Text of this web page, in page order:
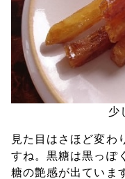
少
見た目はさほど変わ
すね。黒糖は黒っぽ
糖の艶感が出ていま